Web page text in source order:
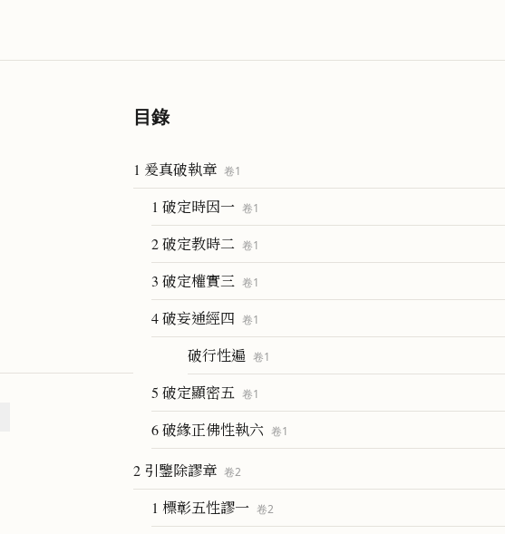
目錄
1 爰真破執章 卷1
1 破定時因一 卷1
2 破定教時二 卷1
3 破定權實三 卷1
4 破妄通經四 卷1
破行性遍 卷1
5 破定顯密五 卷1
6 破緣正佛性執六 卷1
2 引鑒除謬章 卷2
1 標彰五性謬一 卷2